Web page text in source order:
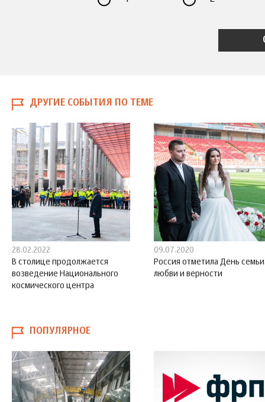
ДРУГИЕ СОБЫТИЯ ПО ТЕМЕ
28.02.2022
В столице продолжается
возведение Национального
космического центра
09.07.2020
Россия отметила День
любви и верности
ПОПУЛЯРНОЕ